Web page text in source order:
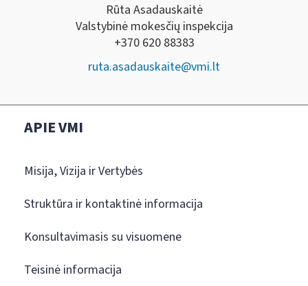
Rūta Asadauskaitė
Valstybinė mokesčių inspekcija
+370 620 88383
ruta.asadauskaite@vmi.lt
APIE VMI
Misija, Vizija ir Vertybės
Struktūra ir kontaktinė informacija
Konsultavimasis su visuomene
Teisinė informacija